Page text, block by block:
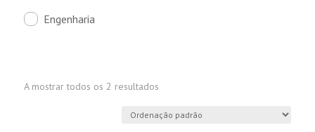
Engenharia
A mostrar todos os 2 resultados